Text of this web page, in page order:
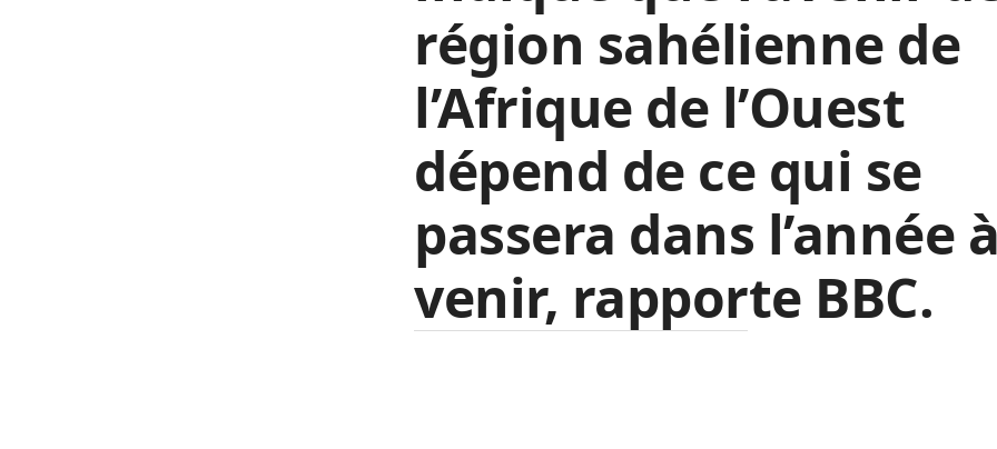
région sahélienne de
l’Afrique de l’Ouest
dépend de ce qui se
passera dans l’année
venir, rapporte BBC.